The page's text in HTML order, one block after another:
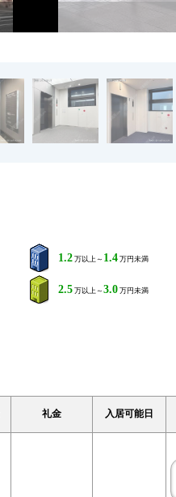
1.2 万以上～ 1.4 万円未満
2.5 万以上～ 3.0 万円未満
礼金 入居可能日